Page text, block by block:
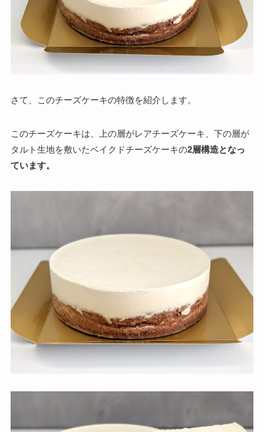
さて、このチーズケーキの特徴を紹介します。
このチーズケーキは、上の層がレアチーズケーキ、下の層が
タルト生地を敷いたベイクドチーズケーキの2層構造となっ
ています。